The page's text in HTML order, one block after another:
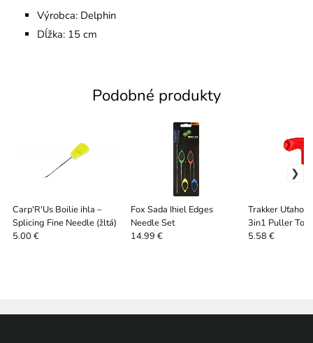
Výrobca: Delphin
Dĺžka: 15 cm
Podobné produkty
Carp'R'Us Boilie ihla –
Splicing Fine Needle (žltá)
5.00 €
Fox Sada Ihiel Edges
Needle Set
14.99 €
Trakker
3in1 Puller Tool
5.58 €